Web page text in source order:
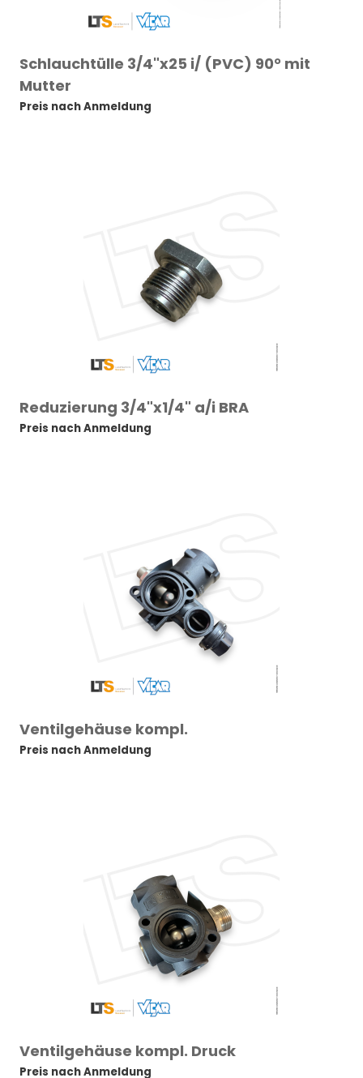
Schlauchtülle 3/4"x25 i/ (PVC) 90° mit
Mutter
Preis nach Anmeldung
Reduzierung 3/4"x1/4" a/i BRA
Preis nach Anmeldung
Ventilgehäuse kompl.
Preis nach Anmeldung
Ventilgehäuse kompl. Druck
Preis nach Anmeldung